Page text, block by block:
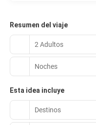
Resumen del viaje
2 Adultos
Noches
Esta idea incluye
Destinos